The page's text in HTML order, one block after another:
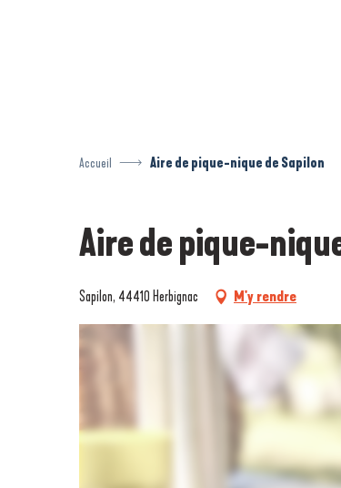
Accueil Aire de pique-nique de Sapilon
Aire de pique-
Sapilon, 44410 Herbignac M'y rendre